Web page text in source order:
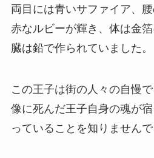
両目には青いサファイア、
赤なルビーが輝き、体は金
臓は鉛で作られていました。
この王子は街の人々の自慢
像に死んだ王子自身の魂が
っていることを知りませんで